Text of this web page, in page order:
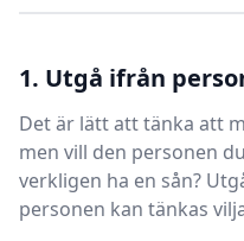
1. Utgå ifrån
Det är lätt att tänka att
men vill den personen
verkligen ha en sån?
personen kan tänkas